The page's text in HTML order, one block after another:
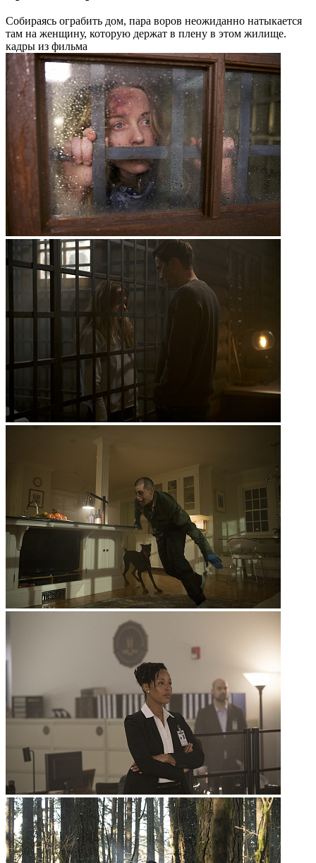
Собираясь ограбить дом, пара воров неожиданно натыкается
там на женщину, которую держат в плену в этом жилище.
кадры из фильма